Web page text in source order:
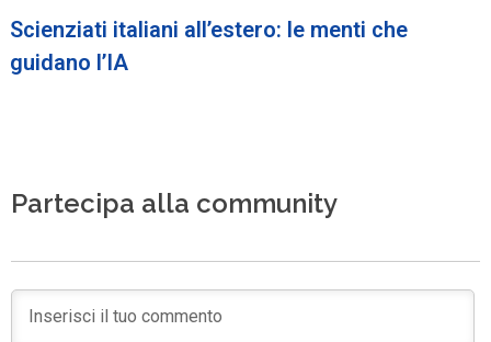
Scienziati italiani all’estero: le menti che
guidano l’IA
Partecipa alla community